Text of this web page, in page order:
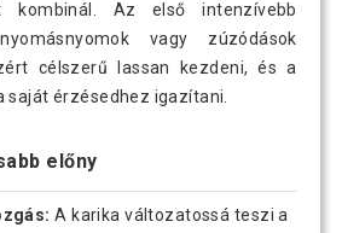
kombinál. Az első intenzívebb
vagy zúzódások
célszerű lassan kezdeni, és a
saját érzésedhez igazítani.
előny
A karika változatossá teszi a